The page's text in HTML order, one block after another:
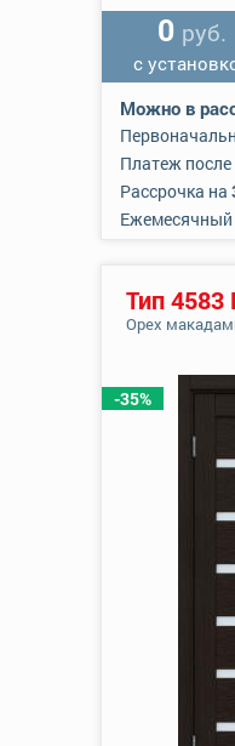
0 руб.
с
Можно в
Платеж
Рассрочка на
-35%
Тип 4583
Орех